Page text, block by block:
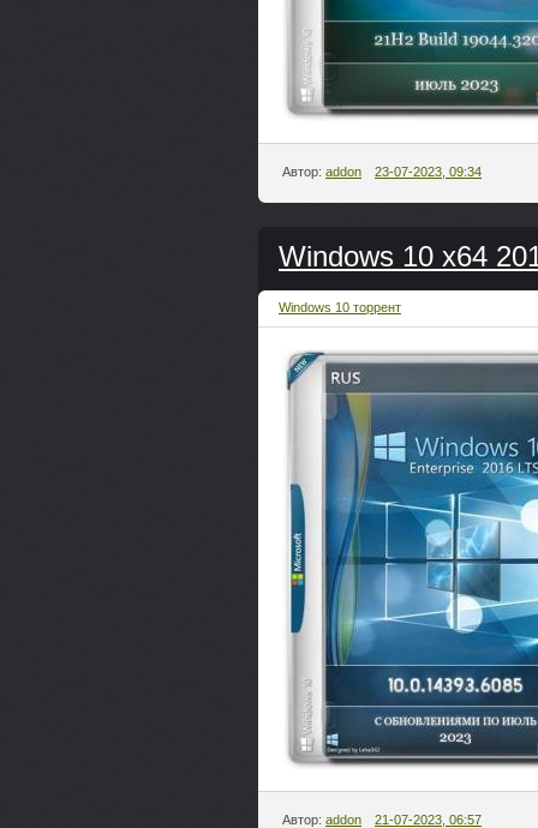
Автор: addon 23-07-2023, 09:34
Windows 10 x64
Windows 10 торрент
Автор: addon 21-07-2023, 06:57